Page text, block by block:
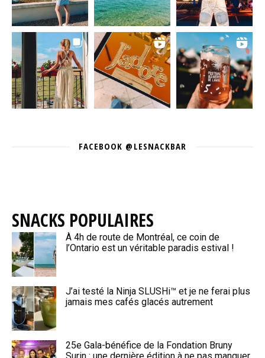
FACEBOOK @LESNACKBAR
SNACKS POPULAIRES
À 4h de route de Montréal, ce coin de
l’Ontario est un véritable paradis estival !
J’ai testé la Ninja SLUSHi™ et je ne ferai plus
jamais mes cafés glacés autrement
25e Gala-bénéfice de la Fondation Bruny